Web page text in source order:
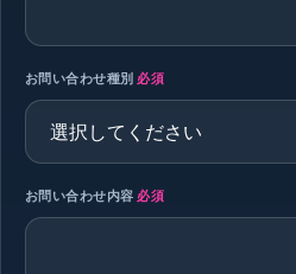
お問い合わせ種別必須
お問い合わせ内容必須